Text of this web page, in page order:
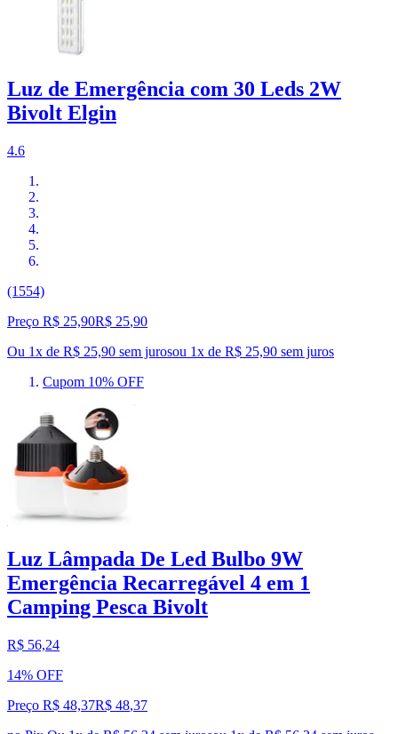
Luz de Emergência com 30 Leds 2W
Bivolt Elgin
4.6
(1554)
Preço R$ 25,90R$ 25,90
Ou 1x de R$ 25,90 sem jurosou 1x de R$ 25,90 sem juros
Cupom 10% OFF
Luz Lâmpada De Led Bulbo 9W
Emergência Recarregável 4 em 1
Camping Pesca Bivolt
R$ 56,24
14% OFF
Preço R$ 48,37R$ 48,37